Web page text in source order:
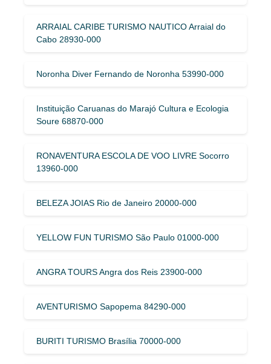
ARRAIAL CARIBE TURISMO NAUTICO Arraial do
Cabo 28930-000
Noronha Diver Fernando de Noronha 53990-000
Instituição Caruanas do Marajó Cultura e Ecologia
Soure 68870-000
RONAVENTURA ESCOLA DE VOO LIVRE Socorro
13960-000
BELEZA JOIAS Rio de Janeiro 20000-000
YELLOW FUN TURISMO São Paulo 01000-000
ANGRA TOURS Angra dos Reis 23900-000
AVENTURISMO Sapopema 84290-000
BURITI TURISMO Brasília 70000-000